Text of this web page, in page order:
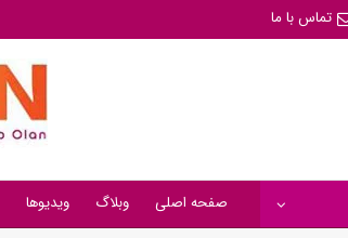
تماس با ما
صفحه اصلی وبلاگ ویدیوها